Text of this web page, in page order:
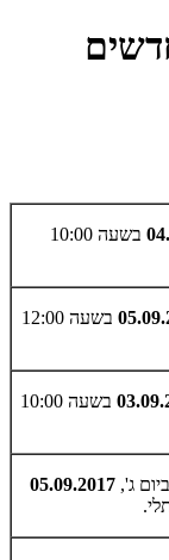
בשעה 10:00
בשעה 12:00
בשעה 10:00
ג', 05.09.2017